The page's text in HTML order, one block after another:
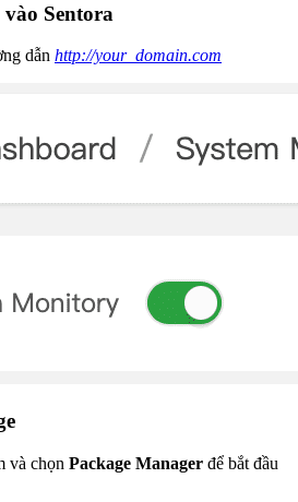
Sentora
dẫn http://your_domain.com
và chọn Package Manager để bắt đầu